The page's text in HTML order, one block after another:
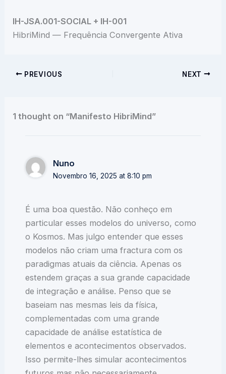
IH-JSA.001-SOCIAL + IH-001
HibriMind — Frequência Convergente Ativa
PREVIOUS NEXT
1 thought on “Manifesto HibriMind”
Nuno
Novembro 16, 2025 at 8:10 pm
É uma boa questão. Não conheço em
particular esses modelos do universo, como
o Kosmos. Mas julgo entender que esses
modelos não criam uma fractura com os
paradigmas atuais da ciência. Apenas os
estendem graças a sua grande capacidade
de integração e análise. Penso que se
baseiam nas mesmas leis da física,
complementadas com uma grande
capacidade de análise estatística de
elementos e acontecimentos observados.
Isso permite-lhes simular acontecimentos